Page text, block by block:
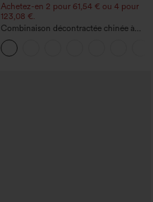
Achetez-en 2 pour 61,54 € ou 4 pour
123,08 €.
Combinaison décontractée chinée à
bretelles réglables, fronces et jambes
larges, avec poches — facile comme
tout